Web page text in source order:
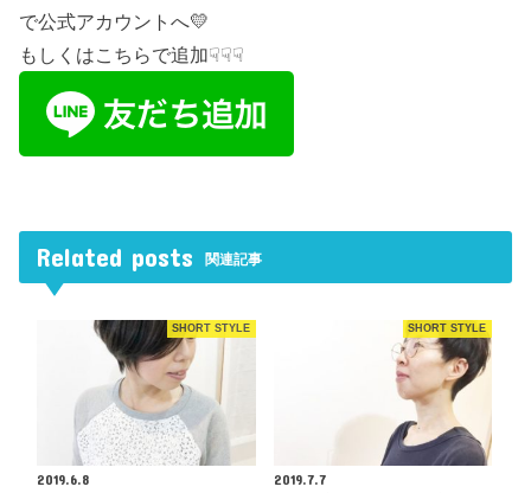
で公式アカウントへ💛
もしくはこちらで追加☟☟☟
Related posts 関連記事
SHORT STYLE
2019.6.8
SHORT STYLE
2019.7.7